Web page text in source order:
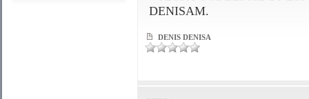
DENISAM.
DENIS DENISA